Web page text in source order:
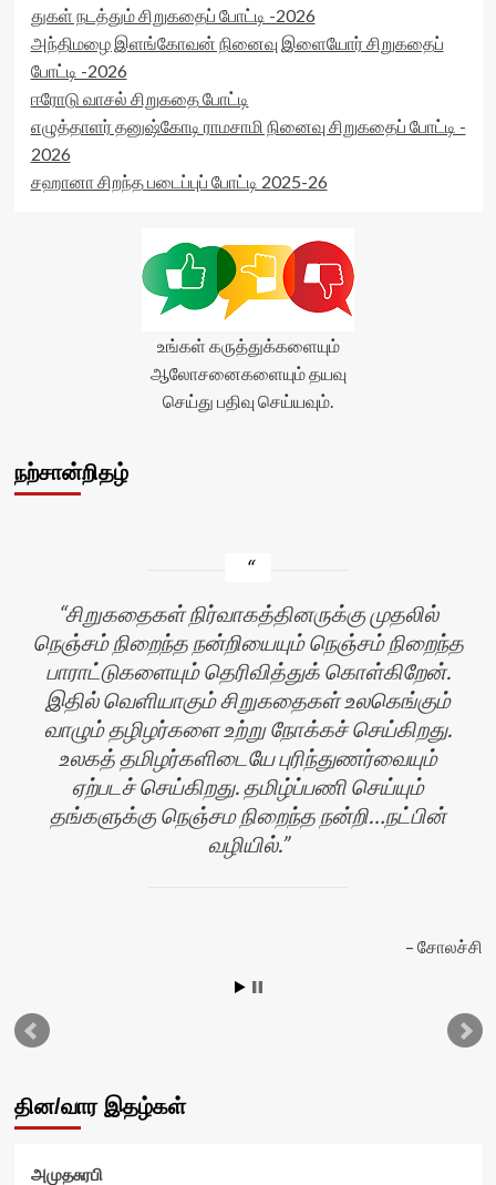
துகள் நடத்தும் சிறுகதைப் போட்டி -2026
அந்திமழை இளங்கோவன் நினைவு இளையோர் சிறுகதைப்
போட்டி -2026
ஈரோடு வாசல் சிறுகதை போட்டி
எழுத்தாளர் தனுஷ்கோடி ராமசாமி நினைவு சிறுகதைப் போட்டி -
2026
சஹானா சிறந்த படைப்புப் போட்டி 2025-26
உங்கள் கருத்துக்களையும்
ஆலோசனைகளையும் தயவு
செய்து பதிவு செய்யவும்.
நற்சான்றிதழ்
சிறுகதைகள் நிர்வாகத்தினருக்கு முதலில்
நெஞ்சம் நிறைந்த நன்றியையும் நெஞ்சம் நிறைந்த
பாராட்டுகளையும் தெரிவித்துக் கொள்கிறேன்.
இதில் வெளியாகும் சிறுகதைகள் உலகெங்கும்
வாழும் தழிழர்களை உற்று நோக்கச் செய்கிறது.
உலகத் தமிழர்களிடையே புரிந்துணர்வையும்
ஏற்படச் செய்கிறது. தமிழ்ப்பணி செய்யும்
தங்களுக்கு நெஞ்சம நிறைந்த நன்றி…நட்பின்
வழியில்.
சோலச்சி
தின/வார இதழ்கள்
அமுதசுரபி